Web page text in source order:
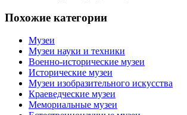
Похожие категории
Музеи
Музеи науки и техники
Военно-исторические музеи
Исторические музеи
Музеи изобразительного искусства
Краеведческие музеи
Мемориальные музеи